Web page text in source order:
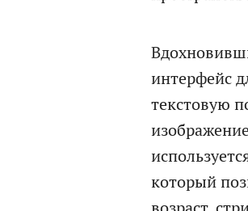
интерфейс
текстовую
который